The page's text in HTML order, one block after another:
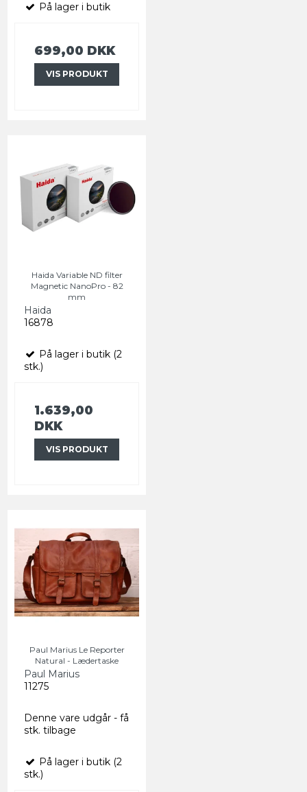
På lager i butik
699,00 DKK
VIS PRODUKT
Haida Variable ND filter
Magnetic NanoPro - 82
mm
Haida
16878
På lager i butik (2
stk.)
1.639,00
DKK
VIS PRODUKT
Paul Marius Le Reporter
Natural - Lædertaske
Paul Marius
11275
Denne vare udgår - få
stk. tilbage
På lager i butik (2
stk.)